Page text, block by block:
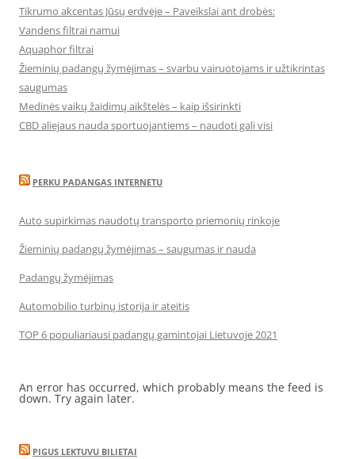
Tikrumo akcentas Jūsų erdvėje – Paveikslai ant drobės:
Vandens filtrai namui
Aquaphor filtrai
Žieminių padangų žymėjimas – svarbu vairuotojams ir užtikrintas
saugumas
Medinės vaikų žaidimų aikštelės – kaip išsirinkti
CBD aliejaus nauda sportuojantiems – naudoti gali visi
PERKU PADANGAS INTERNETU
Auto supirkimas naudotų transporto priemonių rinkoje
Žieminių padangų žymėjimas – saugumas ir nauda
Padangų žymėjimas
Automobilio turbinų istorija ir ateitis
TOP 6 populiariausi padangų gamintojai Lietuvoje 2021
An error has occurred, which probably means the feed is
down. Try again later.
PIGUS LEKTUVU BILIETAI